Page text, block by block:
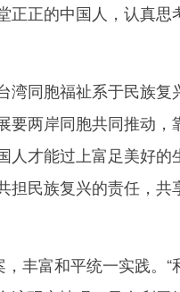
正正的中国人，认真
同胞福祉系于民族复
要两岸同胞共同推动
人才能过上富足美好
担民族复兴的责任，
丰富和平统一实践。“